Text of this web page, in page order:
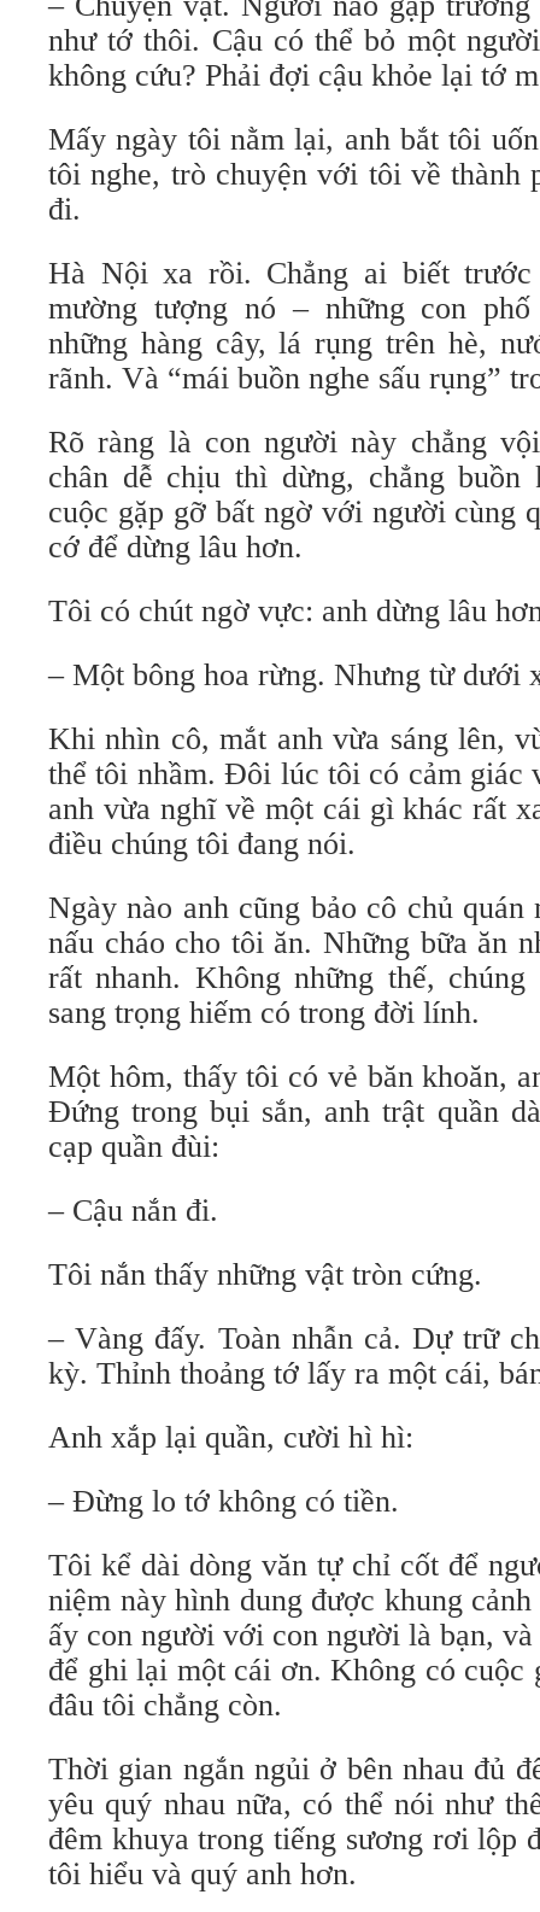
như tớ thôi. Cậu có thể bỏ một
không cứu? Phải đợi cậu khỏe lại tớ
Mấy ngày tôi nằm lại, anh bắt tôi
tôi nghe, trò chuyện với tôi về thành
đi.
Hà Nội xa rồi. Chẳng ai biết
mường tượng nó – những con
những hàng cây, lá rụng trên hè,
rãnh. Và “mái buồn nghe sấu rụng”
Rõ ràng là con người này chẳng
chân dễ chịu thì dừng, chẳng buồn
cuộc gặp gỡ bất ngờ với người cùng
cớ để dừng lâu hơn.
Tôi có chút ngờ vực: anh dừng lâu
– Một bông hoa rừng. Nhưng từ dưới
Khi nhìn cô, mắt anh vừa sáng lên,
thể tôi nhầm. Đôi lúc tôi có cảm giác
anh vừa nghĩ về một cái gì khác rất
điều chúng tôi đang nói.
Ngày nào anh cũng bảo cô chủ quán
nấu cháo cho tôi ăn. Những bữa ăn
rất nhanh. Không những thế,
sang trọng hiếm có trong đời lính.
Một hôm, thấy tôi có vẻ băn khoăn,
Đứng trong bụi sắn, anh trật quần
cạp quần đùi:
– Cậu nắn đi.
Tôi nắn thấy những vật tròn cứng.
– Vàng đấy. Toàn nhẫn cả. Dự trữ
kỳ. Thỉnh thoảng tớ lấy ra một cái,
Anh xắp lại quần, cười hì hì:
– Đừng lo tớ không có tiền.
Tôi kể dài dòng văn tự chỉ cốt để
niệm này hình dung được khung
ấy con người với con người là bạn,
để ghi lại một cái ơn. Không có cuộc
đâu tôi chẳng còn.
Thời gian ngắn ngủi ở bên nhau đủ
yêu quý nhau nữa, có thể nói như
đêm khuya trong tiếng sương rơi lộp
tôi hiểu và quý anh hơn.